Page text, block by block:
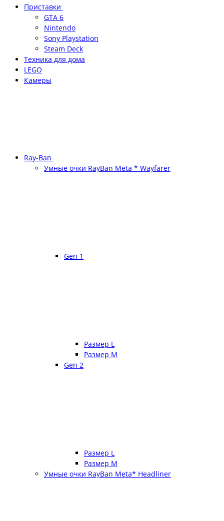
Приставки
GTA 6
Nintendo
Sony Playstation
Steam Deck
Техника для дома
LEGO
Камеры
Ray-Ban
Умные очки RayBan Meta * Wayfarer
Gen 1
Размер L
Размер М
Gen 2
Размер L
Размер М
Умные очки RayBan Meta* Headliner